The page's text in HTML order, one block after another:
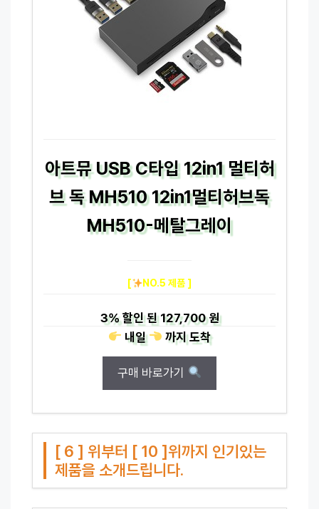
아트뮤 USB C타입 12in1 멀티허
브 독 MH510 12in1멀티허브독
MH510-메탈그레이
[ NO.5 제품 ]
3%할인 된127,700 원
내일
까지도착
구매 바로가기
[ 6 ] 위부터 [ 10 ]위까지 인기있는
제품을 소개드립니다.